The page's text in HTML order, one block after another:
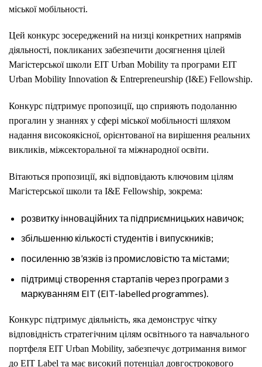
міської мобільності.
Цей конкурс зосереджений на низці конкретних напрямів
діяльності, покликаних забезпечити досягнення цілей
Магістерської школи EIT Urban Mobility та програми EIT
Urban Mobility Innovation & Entrepreneurship (I&E) Fellowship.
Конкурс підтримує пропозиції, що сприяють подоланню
прогалин у знаннях у сфері міської мобільності шляхом
надання високоякісної, орієнтованої на вирішення реальних
викликів, міжсекторальної та міжнародної освіти.
Вітаються пропозиції, які відповідають ключовим цілям
Магістерської школи та I&E Fellowship, зокрема:
розвитку інноваційних та підприємницьких навичок;
збільшенню кількості студентів і випускників;
посиленню зв’язків із промисловістю та містами;
підтримці створення стартапів через програми з
маркуванням EIT (EIT-labelled programmes).
Конкурс підтримує діяльність, яка демонструє чітку
відповідність стратегічним цілям освітнього та навчального
портфеля EIT Urban Mobility, забезпечує дотримання вимог
до EIT Label та має високий потенціал довгострокового